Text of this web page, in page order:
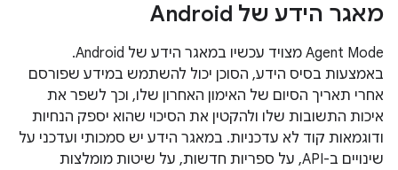
מאגר הידע של Android
‫Agent Mode מצויד עכשיו במאגר הידע של Android.
באמצעות בסיס הידע, הסוכן יכול להשתמש במידע שפורסם
אחרי תאריך הסיום של האימון האחרון שלו, וכך לשפר את
איכות התשובות שלו ולהקטין את הסיכוי שהוא יספק הנחיות
ודוגמאות קוד לא עדכניות. במאגר הידע יש סמכותי ועדכני על
שינויים ב-API, על ספריות חדשות, על שיטות מומלצות